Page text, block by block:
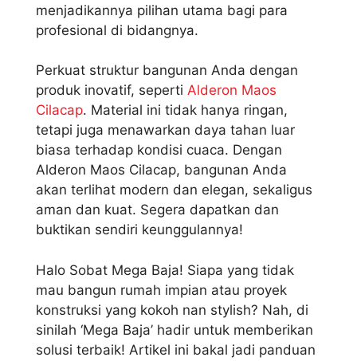
menjadikannya pilihan utama bagi para
profesional di bidangnya.
Perkuat struktur bangunan Anda dengan
produk inovatif, seperti Alderon Maos
Cilacap. Material ini tidak hanya ringan,
tetapi juga menawarkan daya tahan luar
biasa terhadap kondisi cuaca. Dengan
Alderon Maos Cilacap, bangunan Anda
akan terlihat modern dan elegan, sekaligus
aman dan kuat. Segera dapatkan dan
buktikan sendiri keunggulannya!
Halo Sobat Mega Baja! Siapa yang tidak
mau bangun rumah impian atau proyek
konstruksi yang kokoh nan stylish? Nah, di
sinilah ‘Mega Baja’ hadir untuk memberikan
solusi terbaik! Artikel ini bakal jadi panduan